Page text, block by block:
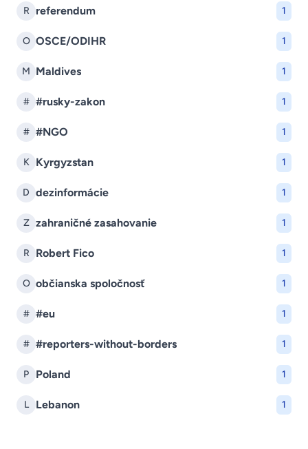
R referendum 1
O OSCE/ODIHR 1
M Maldives 1
# #rusky-zakon 1
# #NGO 1
K Kyrgyzstan 1
D dezinformácie 1
Z zahraničné zasahovanie 1
R Robert Fico 1
O občianska spoločnosť 1
# #eu 1
# #reporters-without-borders 1
P Poland 1
L Lebanon 1